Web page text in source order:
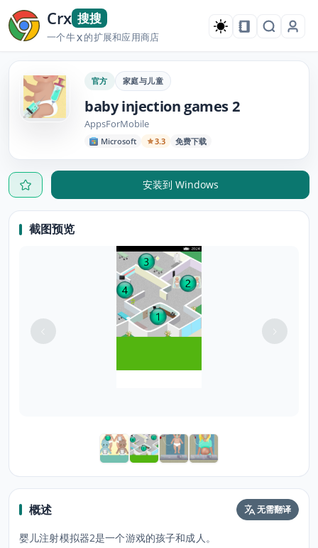
Crx 搜搜
一个牛X的扩展和应用商店
官方 家庭与儿童
baby injection games 2
AppsForMobile
Microsoft 3.3 免费下载
安装到 Windows
截图预览
概述 无需翻译
婴儿注射模拟器2是一个游戏的孩子和成人。